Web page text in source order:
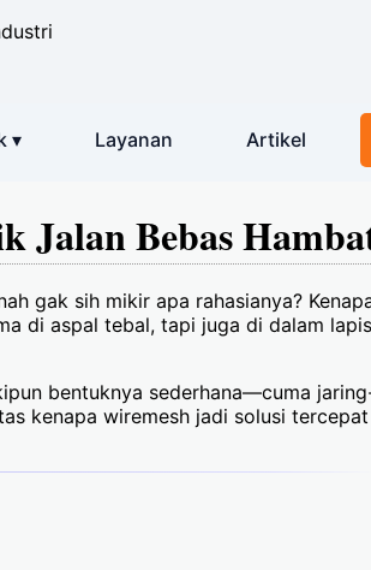
▾ Layanan Artikel
Jalan Bebas
gak sih mikir apa rahasianya?
di aspal tebal, tapi juga di dalam
bentuknya sederhana—cuma
kenapa wiremesh jadi solusi tercepat